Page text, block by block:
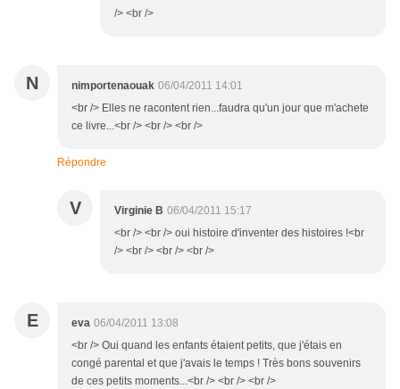
/> <br />
N nimportenaouak 06/04/2011 14:01
<br /> Elles ne racontent rien...faudra qu'un jour que m'achete
ce livre...<br /> <br /> <br />
Répondre
V Virginie B 06/04/2011 15:17
<br /> <br /> oui histoire d'inventer des histoires !<br
/> <br /> <br /> <br />
E eva 06/04/2011 13:08
<br /> Oui quand les enfants étaient petits, que j'étais en
congé parental et que j'avais le temps ! Très bons souvenirs
de ces petits moments...<br /> <br /> <br />